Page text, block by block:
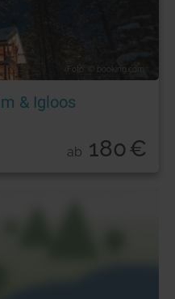
Foto: © booking.com
& Igloos
ab 180€